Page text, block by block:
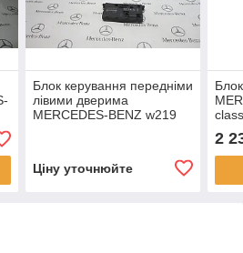
Блок керування передніми
лівими дверима
MERCEDES-BENZ w219
Ціну уточнюйте
2